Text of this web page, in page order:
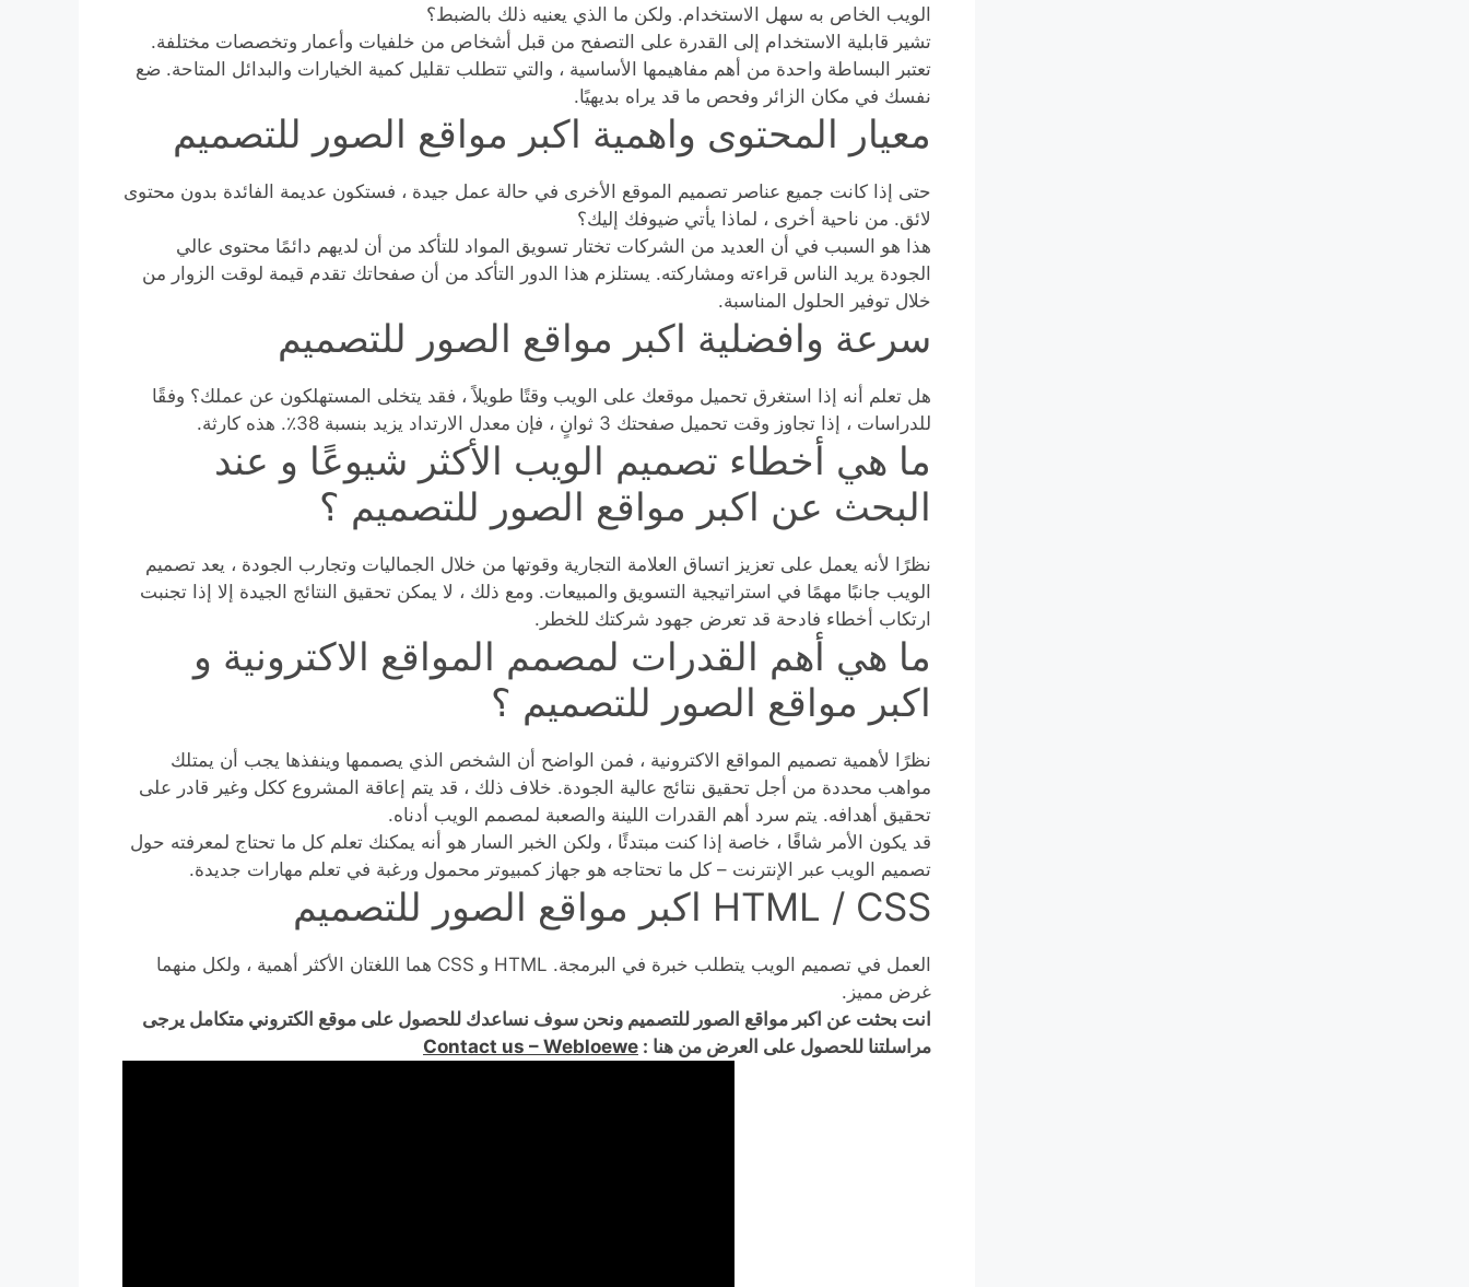
الويب الخاص به سهل الاستخدام. ولكن ما الذي يعنيه ذلك بالضبط؟
تشير قابلية الاستخدام إلى القدرة على التصفح من قبل أشخاص من خلفيات وأعمار وتخصصات مختلفة.
تعتبر البساطة واحدة من أهم مفاهيمها الأساسية ، والتي تتطلب تقليل كمية الخيارات والبدائل المتاحة. ضع
نفسك في مكان الزائر وفحص ما قد يراه بديهيًا.
معيار المحتوى واهمية اكبر مواقع الصور للتصميم
حتى إذا كانت جميع عناصر تصميم الموقع الأخرى في حالة عمل جيدة ، فستكون عديمة الفائدة بدون محتوى
لائق. من ناحية أخرى ، لماذا يأتي ضيوفك إليك؟
هذا هو السبب في أن العديد من الشركات تختار تسويق المواد للتأكد من أن لديهم دائمًا محتوى عالي
الجودة يريد الناس قراءته ومشاركته. يستلزم هذا الدور التأكد من أن صفحاتك تقدم قيمة لوقت الزوار من
خلال توفير الحلول المناسبة.
سرعة وافضلية اكبر مواقع الصور للتصميم
هل تعلم أنه إذا استغرق تحميل موقعك على الويب وقتًا طويلاً ، فقد يتخلى المستهلكون عن عملك؟ وفقًا
للدراسات ، إذا تجاوز وقت تحميل صفحتك 3 ثوانٍ ، فإن معدل الارتداد يزيد بنسبة 38٪. هذه كارثة.
ما هي أخطاء تصميم الويب الأكثر شيوعًا و عند
البحث عن اكبر مواقع الصور للتصميم ؟
نظرًا لأنه يعمل على تعزيز اتساق العلامة التجارية وقوتها من خلال الجماليات وتجارب الجودة ، يعد تصميم
الويب جانبًا مهمًا في استراتيجية التسويق والمبيعات. ومع ذلك ، لا يمكن تحقيق النتائج الجيدة إلا إذا تجنبت
ارتكاب أخطاء فادحة قد تعرض جهود شركتك للخطر.
ما هي أهم القدرات لمصمم المواقع الاكترونية و
اكبر مواقع الصور للتصميم ؟
نظرًا لأهمية تصميم المواقع الاكترونية ، فمن الواضح أن الشخص الذي يصممها وينفذها يجب أن يمتلك
مواهب محددة من أجل تحقيق نتائج عالية الجودة. خلاف ذلك ، قد يتم إعاقة المشروع ككل وغير قادر على
تحقيق أهدافه. يتم سرد أهم القدرات اللينة والصعبة لمصمم الويب أدناه.
قد يكون الأمر شاقًا ، خاصة إذا كنت مبتدئًا ، ولكن الخبر السار هو أنه يمكنك تعلم كل ما تحتاج لمعرفته حول
تصميم الويب عبر الإنترنت – كل ما تحتاجه هو جهاز كمبيوتر محمول ورغبة في تعلم مهارات جديدة.
HTML / CSS اكبر مواقع الصور للتصميم
العمل في تصميم الويب يتطلب خبرة في البرمجة. HTML و CSS هما اللغتان الأكثر أهمية ، ولكل منهما
غرض مميز.
انت بحثت عن اكبر مواقع الصور للتصميم ونحن سوف نساعدك للحصول على موقع الكتروني متكامل يرجى
مراسلتنا للحصول على العرض من هنا : Contact us – Webloewe